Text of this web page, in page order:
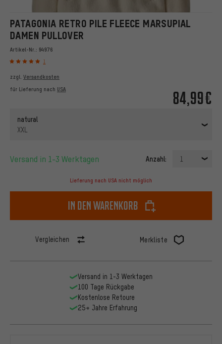
PATAGONIA RETRO PILE FLEECE MARSUPIAL
DAMEN PULLOVER
Artikel-Nr.: 94976
1
84,99€
zzgl. Versandkosten
für Lieferung nach USA
natural
XXL
Versand in 1-3 Werktagen Anzahl: 1
Lieferung nach USA nicht möglich
In den Warenkorb
Vergleichen Merkliste
Versand in 1-3 Werktagen
100 Tage Rückgabe
Kostenlose Retoure
25+ Jahre Erfahrung